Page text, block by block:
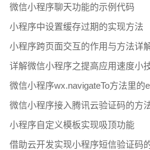
微信小程序聊天功能的示例代码
小程序中设置缓存过期的实现方法
小程序跨页面交互的作用与方法详
详解微信小程序之提高应用速度小
微信小程序wx.navigateTo方法里的
微信小程序接入腾讯云验证码的方
小程序自定义模板实现吸顶功能
借助云开发实现小程序短信验证码